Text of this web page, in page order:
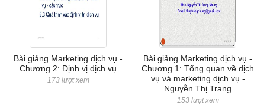
Bài giảng Marketing dịch vụ -
Chương 2: Định vị dịch vụ
173 lượt xem
Bài giảng Marketing dịch vụ -
Chương 1: Tổng quan về dịch
vụ và marketing dịch vụ -
Nguyễn Thị Trang
153 lượt xem